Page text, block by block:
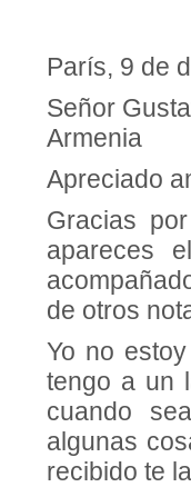
París, 9 de
Señor
Armenia
Apreciado
Gracias
apareces
de otros
Yo no
tengo a un
cuando
algunas
recibido te